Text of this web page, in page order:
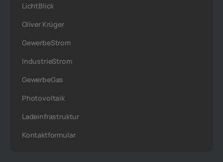
LichtBlick
Oliver Krüger
GewerbeStrom
IndustrieStrom
GewerbeGas
Photovoltaik
Ladeinfrastruktur
Kontaktformular